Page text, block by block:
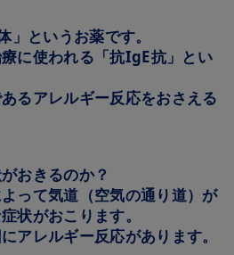
というお薬です。
に使われる「抗IgE抗」とい
るアレルギー反応をおさえる
おきるのか？
って気道（空気の通り道）が
状がおこります。
アレルギー反応があります。